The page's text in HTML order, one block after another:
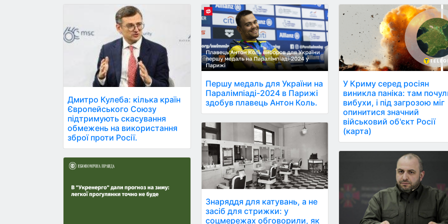
Дмитро Кулеба: кілька країн
Європейського Союзу
підтримують скасування
обмежень на використання
зброї проти Росії.
Першу медаль для України на
Паралімпіаді-2024 в Парижі
здобув плавець Антон Коль.
Знаряддя для катувань, а не
засіб для стрижки: у
соцмережах обговорили, як
У Криму серед росіян
виникла паніка: там
вибухи, і під загрозою міг
опинитися значний
військовий об'єкт Росії
(карта)